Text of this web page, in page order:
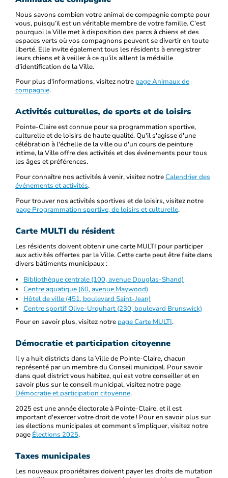
Nous savons combien votre animal de compagnie compte pour
vous, puisqu’il est un véritable membre de votre famille. C’est
pourquoi la Ville met à disposition des parcs à chiens et des
espaces verts où vos compagnons peuvent se divertir en toute
liberté. Elle invite également tous les résidents à enregistrer
leurs chiens et à veiller à ce qu’ils aillent la médaille
d’identification de la Ville.
Pour plus d'informations, visitez notre page Animaux de
compagnie.
Activités culturelles, de sports et de loisirs
Pointe-Claire est connue pour sa programmation sportive,
culturelle et de loisirs de haute qualité. Qu'il s'agisse d'une
célébration à l'échelle de la ville ou d'un cours de peinture
intime, la Ville offre des activités et des événements pour tous
les âges et préférences.
Pour connaître nos activités à venir, visitez notre Calendrier des
événements et activités.
Pour trouver nos activités sportives et de loisirs, visitez notre
page Programmation sportive, de loisirs et culturelle.
Carte MULTI du résident
Les résidents doivent obtenir une carte MULTI pour participer
aux activités offertes par la Ville. Cette carte peut être faite dans
divers bâtiments municipaux :
Bibliothèque centrale (100, avenue Douglas-Shand)
Centre aquatique (60, avenue Maywood)
Hôtel de ville (451, boulevard Saint-Jean)
Centre sportif Olive-Urquhart (230, boulevard Brunswick)
Pour en savoir plus, visitez notre page Carte MULTI.
Démocratie et participation citoyenne
Il y a huit districts dans la Ville de Pointe-Claire, chacun
représenté par un membre du Conseil municipal. Pour savoir
dans quel district vous habitez, qui est votre conseiller et en
savoir plus sur le conseil municipal, visitez notre page
Démocratie et participation citoyenne.
2025 est une année électorale à Pointe-Claire, et il est
important d'exercer votre droit de vote ! Pour en savoir plus sur
les élections municipales et comment s'impliquer, visitez notre
page Élections 2025.
Taxes municipales
Les nouveaux propriétaires doivent payer les droits de mutation